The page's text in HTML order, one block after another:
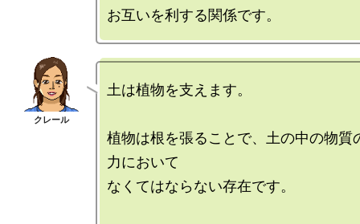
土は植物を支えます。
植物は根を張ることで、土の中の物質
力において
なくてはならない存在です。